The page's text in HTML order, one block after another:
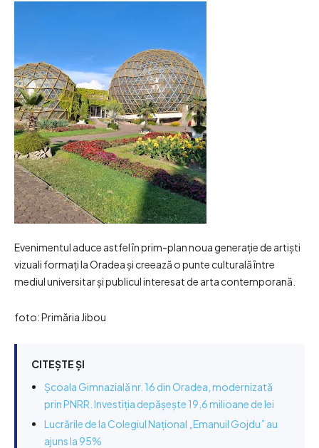
Evenimentul aduce astfel în prim-plan noua generație de artiști
vizuali formați la Oradea și creează o punte culturală între
mediul universitar și publicul interesat de arta contemporană.
foto: Primăria Jibou
CITEȘTE ȘI
Școala Gimnazială nr. 16 din Oradea, modernizată
prin PNRR. Investiția depășește 19,6 milioane de lei
Lucrările de la Colegiul Național „Emanuil Gojdu” au
ajuns la 95%